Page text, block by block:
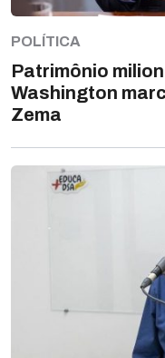
POLÍTICA
Patrimônio
Washington
Zema